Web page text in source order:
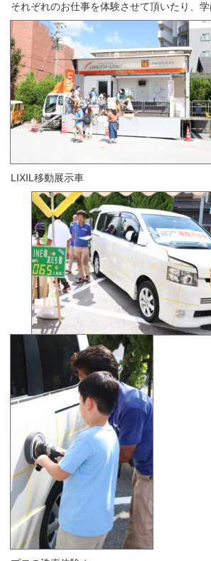
それぞれのお仕事を体験させて頂いたり、学
LIXIL移動展示車